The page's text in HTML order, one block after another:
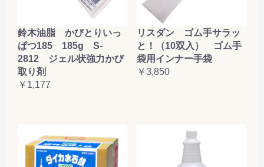
鈴木油脂 かびとりいっ
ぱつ185 185g S-
2812 ジェル状強力かび
取り剤
￥1,177
リスダン ゴム手サラッ
と！（10双入） ゴム手
袋用インナー手袋
￥3,850